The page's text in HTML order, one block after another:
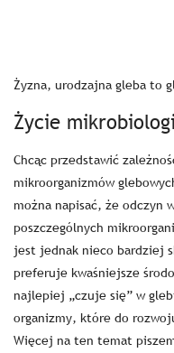
Żyzna, urodzajna gleba to
Życie
Chcąc przedstawić
mikroorganizmów
można napisać, że odczyn
poszczególnych
jest jednak nieco bardziej
preferuje kwaśniejsze
najlepiej „czuje się” w
organizmy, które do
Więcej na ten temat